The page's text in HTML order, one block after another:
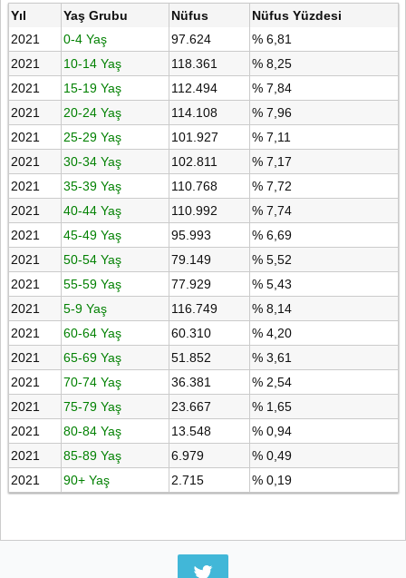
Yıl Yaş Grubu Nüfus
Nüfus Yüzdesi
2021
0-4 Yaş 97.624
% 6,81
2021
10-14 Yaş 118.361
% 8,25
2021
15-19 Yaş 112.494
% 7,84
2021
20-24 Yaş 114.108
% 7,96
2021
25-29 Yaş 101.927
% 7,11
2021
30-34 Yaş 102.811
% 7,17
2021
35-39 Yaş 110.768
% 7,72
2021
40-44 Yaş 110.992
% 7,74
2021
45-49 Yaş 95.993
% 6,69
2021
50-54 Yaş 79.149
% 5,52
2021
55-59 Yaş 77.929
% 5,43
2021
5-9 Yaş 116.749
% 8,14
2021
60-64 Yaş 60.310
% 4,20
2021
65-69 Yaş 51.852
% 3,61
2021
70-74 Yaş 36.381
% 2,54
2021
75-79 Yaş 23.667
% 1,65
2021
80-84 Yaş 13.548
% 0,94
2021
85-89 Yaş 6.979
% 0,49
2021
90+ Yaş 2.715 % 0,19